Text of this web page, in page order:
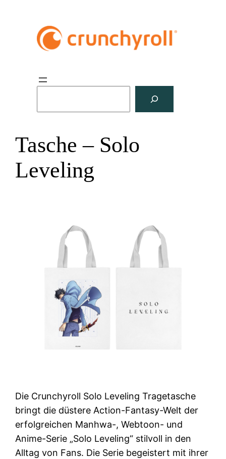
e
Tasche – Solo
Leveling
Die Crunchyroll Solo Leveling Tragetasche
bringt die düstere Action-Fantasy-Welt der
erfolgreichen Manhwa-, Webtoon- und
Anime-Serie „Solo Leveling“ stilvoll in den
Alltag von Fans. Die Serie begeistert mit ihrer